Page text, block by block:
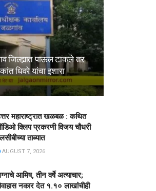
जिल्ह्यात पाऊल टाकले तर
धिवरे यांचा इशारा
महाराष्ट्रात खळबळ : कथित
क्लिप प्रकरणी विजय चौधरी
ताब्यात
AUGUST 7, 2026
आमिष, तीन वर्षे अत्याचार;
नकार देत १.१० लाखांचीही